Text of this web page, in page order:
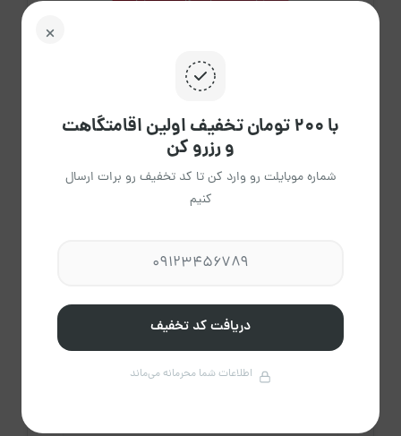
مشاهده حساب کاربری میزبان
6
اقامتگاه فعال
0دقیقه
با ۲۰۰ تومان تخفیف اولین اقامتگاهت
و رزرو کن
شماره موبایلت رو وارد کن تا کد تخفیف رو برات ارسال
کنیم
دریافت کد تخفیف
اطلاعات شما محرمانه می‌ماند